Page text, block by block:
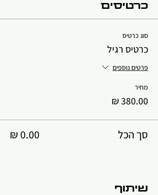
כרטיסים
סוג כרטיס
כרטיס רגיל
פרטים נוספים
מחיר
סך הכל
שיתוף